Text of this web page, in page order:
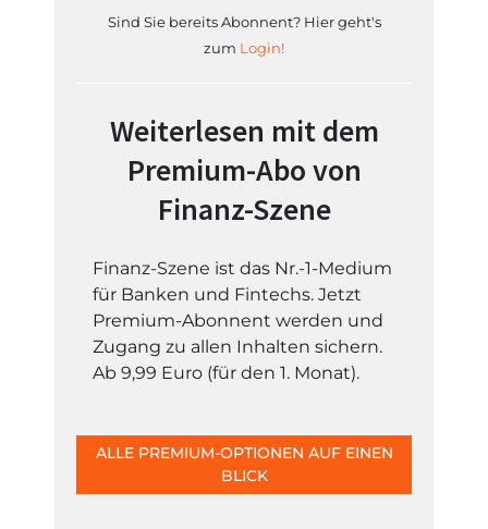
Sind Sie bereits Abonnent? Hier geht's
zum Login!
Weiterlesen mit dem
Premium-Abo von
Finanz-Szene
Finanz-Szene ist das Nr.-1-Medium
für Banken und Fintechs. Jetzt
Premium-Abonnent werden und
Zugang zu allen Inhalten sichern.
Ab 9,99 Euro (für den 1. Monat).
ALLE PREMIUM-OPTIONEN AUF EINEN
BLICK